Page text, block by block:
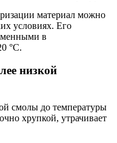
материал можно
условиях. Его
в
°C.
низкой
смолы до температуры
хрупкой, утрачивает